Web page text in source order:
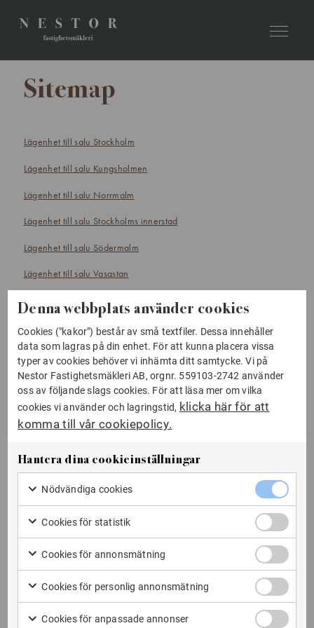
Sitemap
Lägenhet till salu Stockholm
Lägenhet till salu Kungsholmen
Lägenhet till salu Norrmalm
Lägenhet till salu Stockholms innerstad
Lägenhet till salu Södermalm
Lägenhet till salu Vasastan
Lägenhet till salu Östermalm
Mäklare
Mäklare Stockholm
Mäklare Vasastan
Mäklare Östermalm
Mäklare Kungsholmen
Mäklare Norrmalm
Mäklare Södermalm
Objekt till salu
Om oss
Värdera din bostad
Integritetspolicy
Denna webbplats använder cookies
Cookies ("kakor") består av små textfiler. Dessa innehåller
data som lagras på din enhet. För att kunna placera vissa
typer av cookies behöver vi inhämta ditt samtycke. Vi på
Nestor Fastighetsmäkleri AB, orgnr. 559103-2742 använder
oss av följande slags cookies. För att läsa mer om vilka
cookies vi använder och lagringstid, klicka här för att
komma till vår cookiepolicy.
Hantera dina cookieinställningar
Nödvändiga cookies
Markera för
samtycka
till
användning
cookies
cookies
kryssruta
Cookies för statistik
Markera för
samtycka
till
användning
Cookies
för
statistik
kryssruta
Cookies för annonsmätning
Markera för att
samtycka till
användning av
Cookies för
annonsmätning
Cookies
för
kryssruta
Cookies för personlig annonsmätning
Markera för att
samtycka till
användning av
Cookies
för
personlig
Cookies för anpassade annonser
Cookies